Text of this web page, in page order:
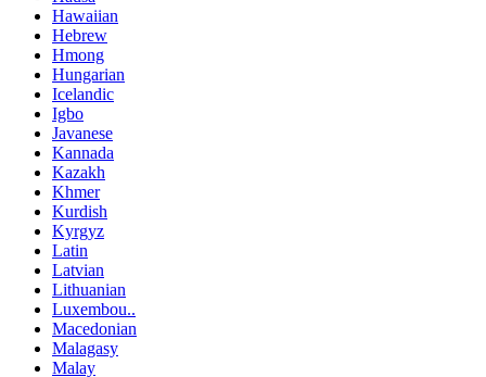
Hawaiian
Hebrew
Hmong
Hungarian
Icelandic
Igbo
Javanese
Kannada
Kazakh
Khmer
Kurdish
Kyrgyz
Latin
Latvian
Lithuanian
Luxembou..
Macedonian
Malagasy
Malay